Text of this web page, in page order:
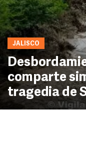
JALISCO
comparte
tragedia de